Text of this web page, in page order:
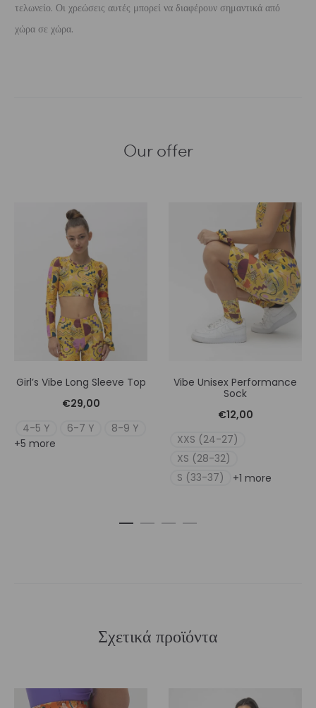
τελωνείο. Οι χρεώσεις αυτές μπορεί να διαφέρουν σημαντικά από
χώρα σε χώρα.
Our offer
Girl’s Vibe Long Sleeve Top
€29,00
4-5 Y
6-7 Y
8-9 Y
+5 more
Vibe Unisex Performance
Sock
€12,00
XXS (24-27)
XS (28-32)
S (33-37)
+1 more
Σχετικά προϊόντα